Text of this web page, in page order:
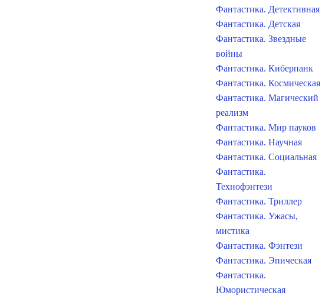
Фантастика. Детективная
Фантастика. Детская
Фантастика. Звездные
войны
Фантастика. Киберпанк
Фантастика. Космическая
Фантастика. Магический
реализм
Фантастика. Мир пауков
Фантастика. Научная
Фантастика. Социальная
Фантастика.
Технофэнтези
Фантастика. Триллер
Фантастика. Ужасы,
мистика
Фантастика. Фэнтези
Фантастика. Эпическая
Фантастика.
Юмористическая